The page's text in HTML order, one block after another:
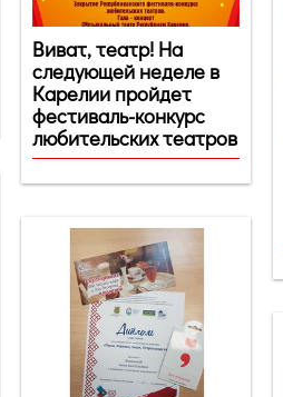
Виват, театр! На
следующей неделе в
Карелии пройдет
фестиваль-конкурс
любительских театров